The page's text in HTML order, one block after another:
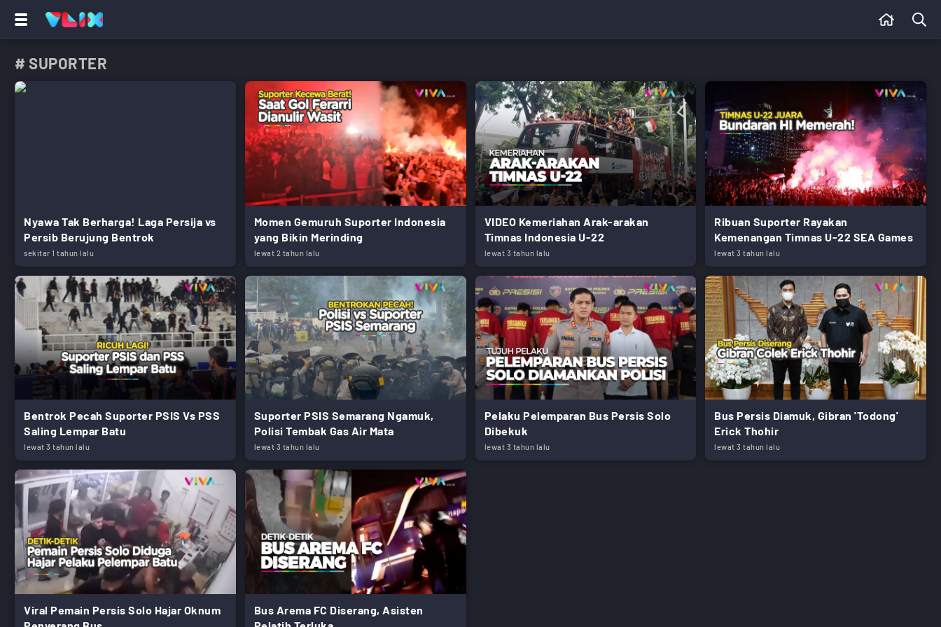
# SUPORTER
Nyawa Tak Berharga! Laga Persija vs
Persib Berujung Bentrok
sekitar 1 tahun lalu
Momen Gemuruh Suporter Indonesia
yang Bikin Merinding
lewat 2 tahun lalu
VIDEO Kemeriahan Arak-arakan
Timnas Indonesia U-22
lewat 3 tahun lalu
Ribuan Suporter Rayakan
Kemenangan Timnas U-22 SEA Games
lewat 3 tahun lalu
Bentrok Pecah Suporter PSIS Vs PSS
Saling Lempar Batu
lewat 3 tahun lalu
Suporter PSIS Semarang Ngamuk,
Polisi Tembak Gas Air Mata
lewat 3 tahun lalu
Pelaku Pelemparan Bus Persis Solo
Dibekuk
lewat 3 tahun lalu
Bus Persis Diamuk, Gibran 'Todong'
Erick Thohir
lewat 3 tahun lalu
Viral Pemain Persis Solo Hajar Oknum
Bus Arema FC Diserang, Asisten